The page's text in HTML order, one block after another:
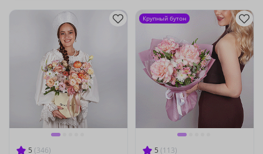
5 (346) 5 (113)
Крупный бутон